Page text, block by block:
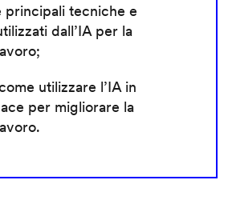
principali tecniche e
dall’IA per la
utilizzare l’IA in
per migliorare la